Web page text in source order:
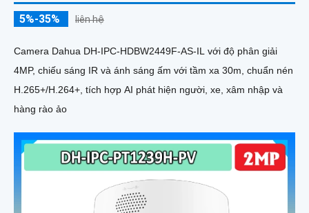
5%-35% liên hệ
Camera Dahua DH-IPC-HDBW2449F-AS-IL với độ phân giải
4MP, chiếu sáng IR và ánh sáng ấm với tầm xa 30m, chuẩn nén
H.265+/H.264+, tích hợp AI phát hiện người, xe, xâm nhập và
hàng rào ảo